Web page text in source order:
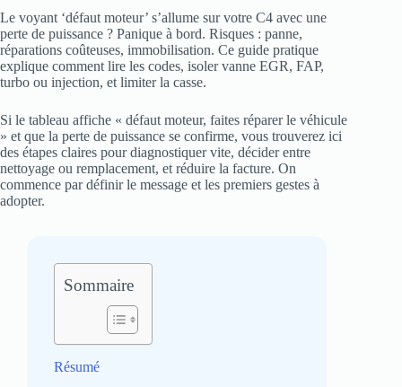
Le voyant ‘défaut moteur’ s’allume sur votre C4 avec une
perte de puissance ? Panique à bord. Risques : panne,
réparations coûteuses, immobilisation. Ce guide pratique
explique comment lire les codes, isoler vanne EGR, FAP,
turbo ou injection, et limiter la casse.
Si le tableau affiche « défaut moteur, faites réparer le véhicule
» et que la perte de puissance se confirme, vous trouverez ici
des étapes claires pour diagnostiquer vite, décider entre
nettoyage ou remplacement, et réduire la facture. On
commence par définir le message et les premiers gestes à
adopter.
Sommaire
Résumé